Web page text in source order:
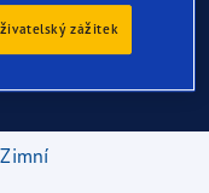
Zimní
zážitek